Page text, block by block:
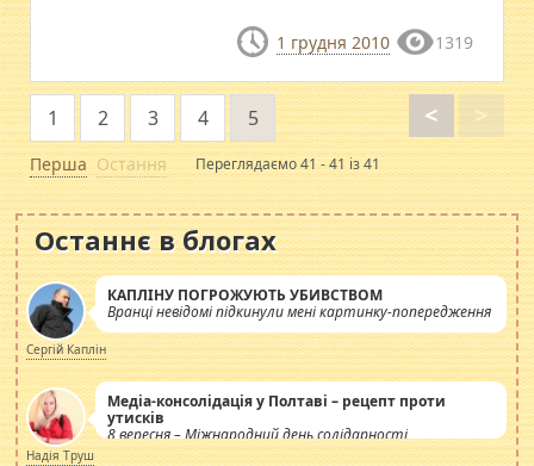
1 грудня 2010 1319
Перша
<
1 2 3 4 5 >
Остання Переглядаємо 41 - 41 із 41
Останнє в блогах
КАПЛІНУ ПОГРОЖУЮТЬ УБИВСТВОМ
Вранці невідомі підкинули мені картинку-попередження
Сергій Каплін
Медіа-консолідація у Полтаві – рецепт проти
утисків
8 вересня – Міжнародний день солідарності
журналістів.
Надія Труш